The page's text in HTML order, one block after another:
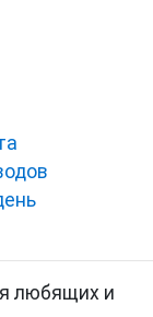
любящих и